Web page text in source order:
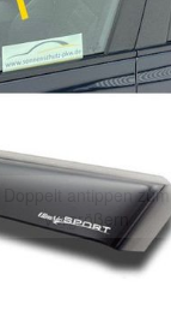
Doppelt antippen zum
vergrößern